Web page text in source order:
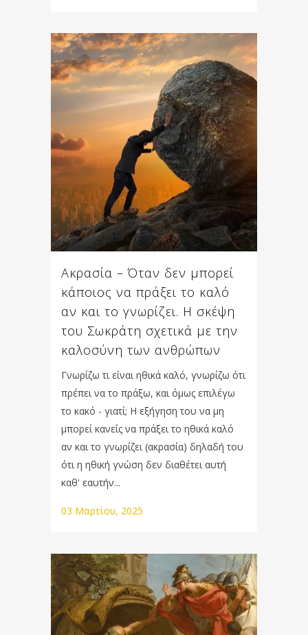
Ακρασία – Όταν δεν μπορεί
κάποιος να πράξει το καλό
αν και το γνωρίζει. Η σκέψη
του Σωκράτη σχετικά με την
καλοσύνη των ανθρώπων
Γνωρίζω τι είναι ηθικά καλό, γνωρίζω ότι
πρέπει να το πράξω, και όμως επιλέγω
το κακό - γιατί; Η εξήγηση του να μη
μπορεί κανείς να πράξει το ηθικά καλό
αν και το γνωρίζει (ακρασία) δηλαδή του
ότι η ηθική γνώση δεν διαθέτει αυτή
καθ' εαυτήν...
03 Μαρτίου, 2025